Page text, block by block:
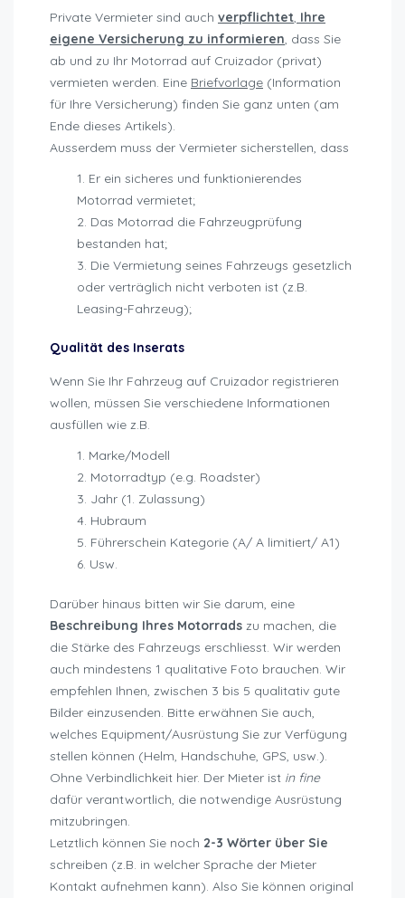
Private Vermieter sind auch verpflichtet Ihre
eigene Versicherung zu informieren , dass Sie
ab und zu Ihr Motorrad auf Cruizador (privat)
vermieten werden. Eine Briefvorlage (Information
für Ihre Versicherung) finden Sie ganz unten (am
Ende dieses Artikels).
Ausserdem muss der Vermieter sicherstellen, dass
Er ein sicheres und funktionierendes
Motorrad vermietet;
Das Motorrad die Fahrzeugprüfung
bestanden hat;
Die Vermietung seines Fahrzeugs gesetzlich
oder verträglich nicht verboten ist (z.B.
Leasing-Fahrzeug);
Qualität des Inserats
Wenn Sie Ihr Fahrzeug auf Cruizador registrieren
wollen, müssen Sie verschiedene Informationen
ausfüllen wie z.B.
Marke/Modell
Motorradtyp (e.g. Roadster)
Jahr (1. Zulassung)
Hubraum
Führerschein Kategorie (A/ A limitiert/ A1)
Usw.
Darüber hinaus bitten wir Sie darum, eine
Beschreibung Ihres Motorrads zu machen, die
die Stärke des Fahrzeugs erschliesst. Wir werden
auch mindestens 1 qualitative Foto brauchen. Wir
empfehlen Ihnen, zwischen 3 bis 5 qualitativ gute
Bilder einzusenden. Bitte erwähnen Sie auch,
welches Equipment/Ausrüstung Sie zur Verfügung
stellen können (Helm, Handschuhe, GPS, usw.).
Ohne Verbindlichkeit hier. Der Mieter ist in fine
dafür verantwortlich, die notwendige Ausrüstung
mitzubringen.
Letztlich können Sie noch 2-3 Wörter über Sie
schreiben (z.B. in welcher Sprache der Mieter
Kontakt aufnehmen kann). Also Sie können original